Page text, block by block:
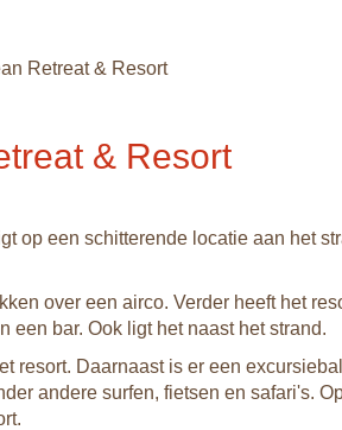
Retreat & Resort
& Resort
op een schitterende locatie aan het
over een airco. Verder heeft het
een bar. Ook ligt het naast het strand.
resort. Daarnaast is er een
andere surfen, fietsen en safari's.